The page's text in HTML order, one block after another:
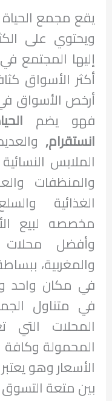
يقع مجمع الحياة
ويحتوي على
إليها المجتمع
أكثر الأسواق
أرخص الأسواق
فهو يضم
انستقرام,
الملابس
والمنظفات
الغذائية
مخصصه لبيع
وأفضل محلات
والمغربية،
في مكان واحد
في متناول
المحلات
المحمولة وكافة
الأسعار وهو
بين متعة التسوق